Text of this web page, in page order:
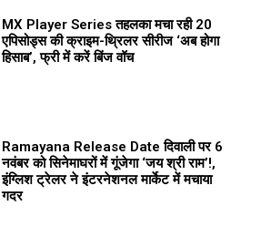
MX Player Series तहलका मचा रही 20
एपिसोड्स की क्राइम-थ्रिलर सीरीज ‘अब होगा
हिसाब’, फ्री में करें बिंज वॉच
Ramayana Release Date दिवाली पर 6
नवंबर को सिनेमाघरों में गूंजेगा ‘जय श्री राम’!,
इंग्लिश ट्रेलर ने इंटरनेशनल मार्केट में मचाया
गदर